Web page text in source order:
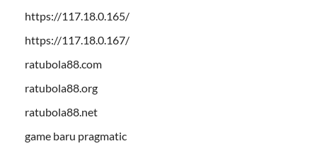
https://117.18.0.165/
https://117.18.0.167/
ratubola88.com
ratubola88.org
ratubola88.net
game baru pragmatic